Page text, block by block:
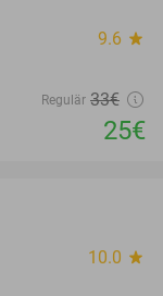
9.6 star
Regulär 33€
25€
10.0 star